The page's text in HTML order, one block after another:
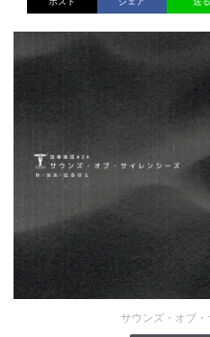
サウンズ・オブ